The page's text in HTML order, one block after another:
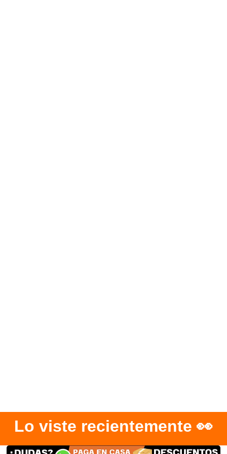
Lo viste recientemente 👀